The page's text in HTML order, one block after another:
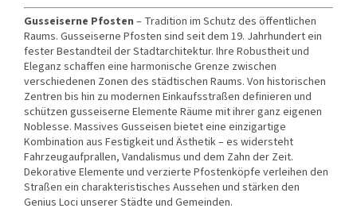
Gusseiserne Pfosten – Tradition im Schutz des öffentlichen
Raums. Gusseiserne Pfosten sind seit dem 19. Jahrhundert ein
fester Bestandteil der Stadtarchitektur. Ihre Robustheit und
Eleganz schaffen eine harmonische Grenze zwischen
verschiedenen Zonen des städtischen Raums. Von historischen
Zentren bis hin zu modernen Einkaufsstraßen definieren und
schützen gusseiserne Elemente Räume mit ihrer ganz eigenen
Noblesse. Massives Gusseisen bietet eine einzigartige
Kombination aus Festigkeit und Ästhetik – es widersteht
Fahrzeugaufprallen, Vandalismus und dem Zahn der Zeit.
Dekorative Elemente und verzierte Pfostenköpfe verleihen den
Straßen ein charakteristisches Aussehen und stärken den
Genius Loci unserer Städte und Gemeinden.